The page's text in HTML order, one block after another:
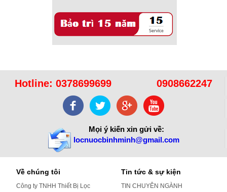
Hotline: 0378699699 0908662247
Mọi ý kiến xin gửi về:
locnuocbinhminh@gmail.com
Về chúng tôi
Công ty TNHH Thiết Bị Lọc
Tin tức & sự kiện
TIN CHUYÊN NGÀNH